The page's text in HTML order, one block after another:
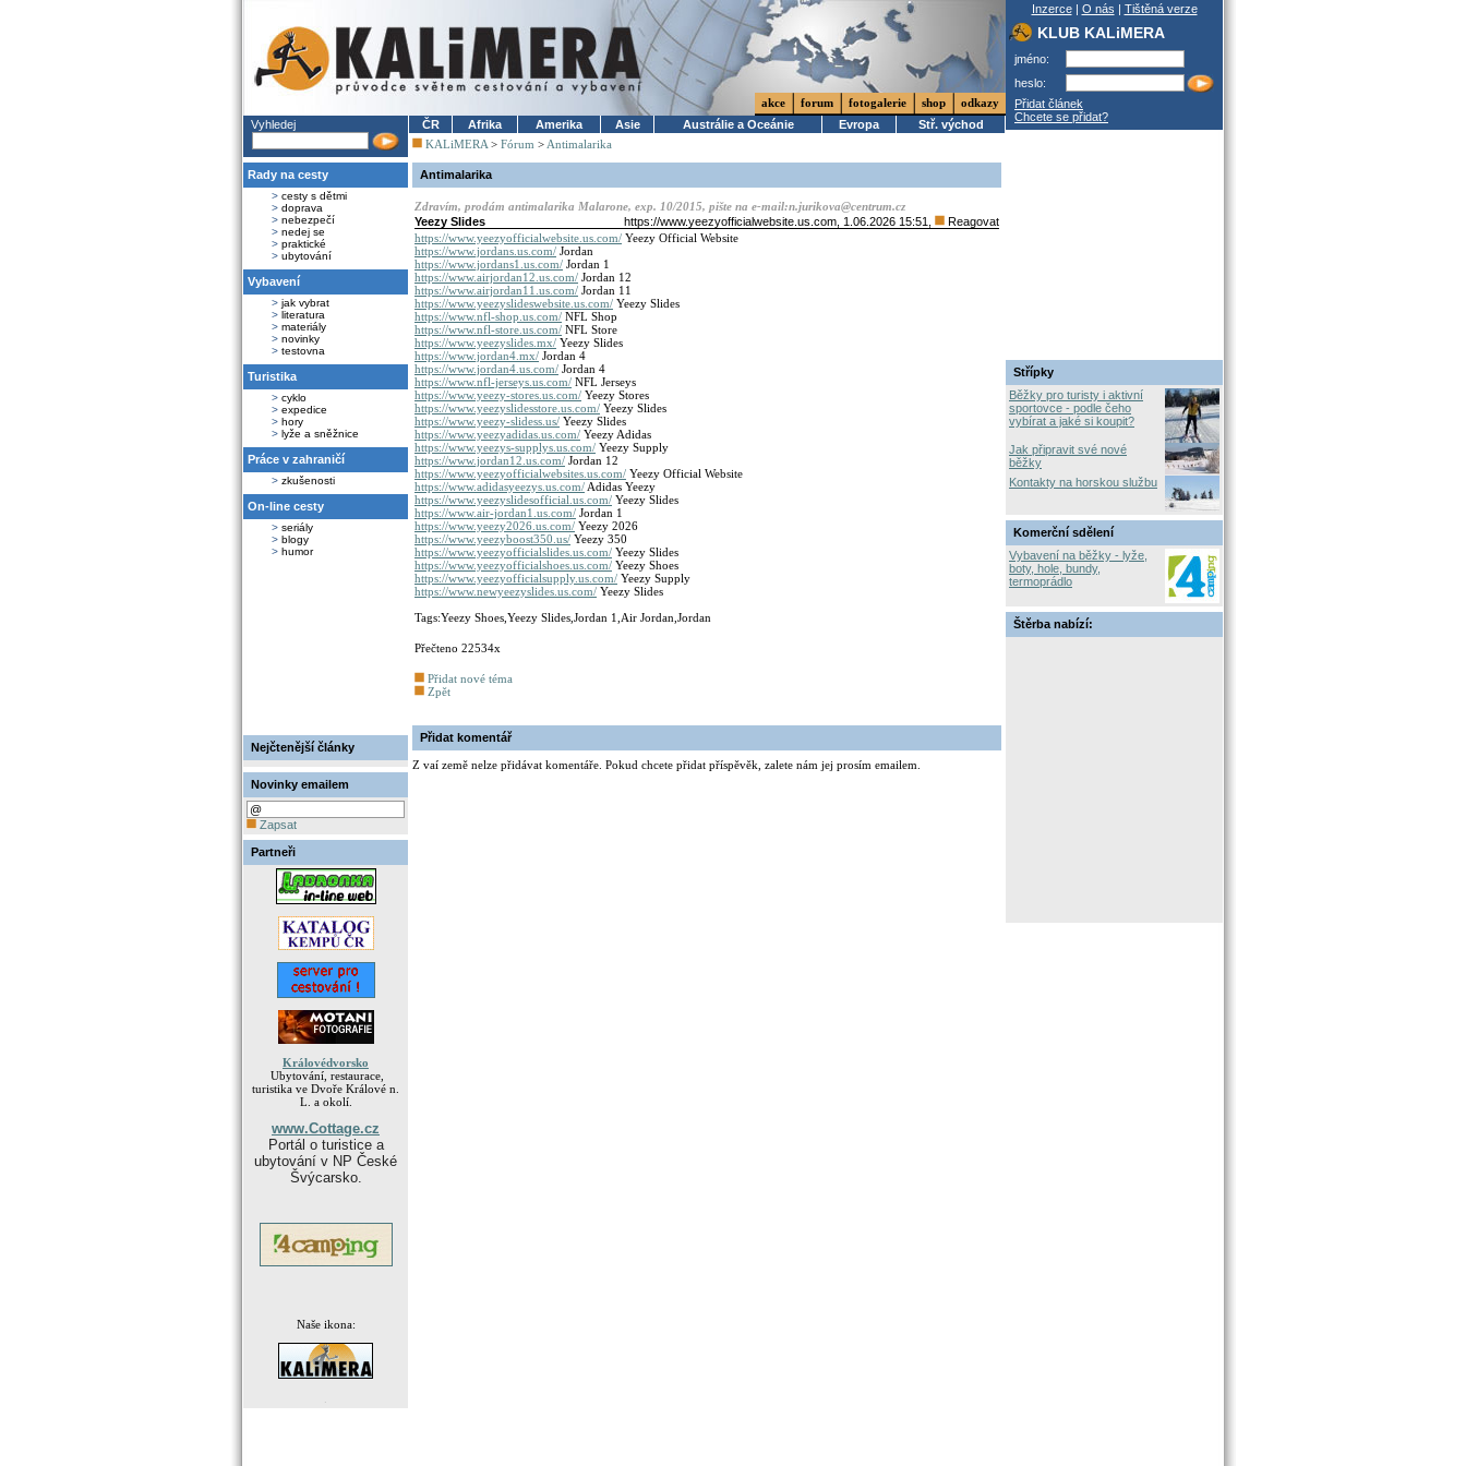
Vyhledej
Rady na cesty
> cesty s dětmi
> doprava
> nebezpečí
> nedej se
> praktické
> ubytování
Vybavení
> jak vybrat
> literatura
> materiály
> novinky
> testovna
Turistika
> cyklo
> expedice
> hory
> lyže a sněžnice
Práce v zahraničí
> zkušenosti
On-line cesty
> seriály
> blogy
> humor
Nejčtenější články
Novinky emailem
Zapsat
Partneři
Královédvorsko
Ubytování, restaurace,
turistika ve Dvoře Králové n.
L. a okolí.
www.Cottage.cz
Portál o turistice a
ubytování v NP České
Švýcarsko.
Naše ikona:
akce forum fotogalerie shop
odkazy
ČR
Afrika Amerika Asie Austrálie a Oceánie Evropa
Stř. východ
KALiMERA > Fórum > Antimalarika
Antimalarika
Zdravím, prodám antimalarika Malarone, exp. 10/2015, pište na e-mail:n.jurikova@centrum.cz
Yeezy Slides
https://www.yeezyofficialwebsite.us.com , 1.06.2026 15:51,
Reagovat
https://www.yeezyofficialwebsite.us.com/ Yeezy Official Website
https://www.jordans.us.com/ Jordan
https://www.jordans1.us.com/ Jordan 1
https://www.airjordan12.us.com/ Jordan 12
https://www.airjordan11.us.com/ Jordan 11
https://www.yeezyslideswebsite.us.com/ Yeezy Slides
https://www.nfl-shop.us.com/ NFL Shop
https://www.nfl-store.us.com/ NFL Store
https://www.yeezyslides.mx/ Yeezy Slides
https://www.jordan4.mx/ Jordan 4
https://www.jordan4.us.com/ Jordan 4
https://www.nfl-jerseys.us.com/ NFL Jerseys
https://www.yeezy-stores.us.com/ Yeezy Stores
https://www.yeezyslidesstore.us.com/ Yeezy Slides
https://www.yeezy-slidess.us/ Yeezy Slides
https://www.yeezyadidas.us.com/ Yeezy Adidas
https://www.yeezys-supplys.us.com/ Yeezy Supply
https://www.jordan12.us.com/ Jordan 12
https://www.yeezyofficialwebsites.us.com/ Yeezy Official Website
https://www.adidasyeezys.us.com/ Adidas Yeezy
https://www.yeezyslidesofficial.us.com/ Yeezy Slides
https://www.air-jordan1.us.com/ Jordan 1
https://www.yeezy2026.us.com/ Yeezy 2026
https://www.yeezyboost350.us/ Yeezy 350
https://www.yeezyofficialslides.us.com/ Yeezy Slides
https://www.yeezyofficialshoes.us.com/ Yeezy Shoes
https://www.yeezyofficialsupply.us.com/ Yeezy Supply
https://www.newyeezyslides.us.com/ Yeezy Slides
Tags:Yeezy Shoes,Yeezy Slides,Jordan 1,Air Jordan,Jordan
Přečteno 22534x
Přidat nové téma
Zpět
Přidat komentář
Z vaí země nelze přidávat komentáře. Pokud chcete přidat příspěvěk, zalete nám jej prosím emailem.
Inzerce| O nás | Tištěná verze
KLUB KALiMERA
jméno:
heslo:
Přidat článek
Chcete se přidat?
Střípky
Běžky pro turisty i aktivní
sportovce - podle čeho
vybírat a jaké si koupit?
Jak připravit své nové
běžky
Kontakty na horskou službu
Komerční sdělení
Vybavení na běžky - lyže,
boty, hole, bundy,
termoprádlo
Štěrba nabízí: